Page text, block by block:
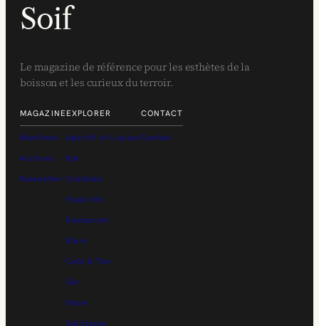
Soif
Le magazine de référence pour les esthètes de la
boisson et les curieux du terroir.
MAGAZINE
Manifeste
Archives
Newsletter
EXPLORER
Apéritif et Liqueur
Bar
Cocktails
Flash Info
Restaurant
Bière
Café & Thé
Gin
Rhum
Spiritueux
CONTACT
Contact